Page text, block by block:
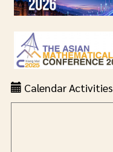
Calendar Activities